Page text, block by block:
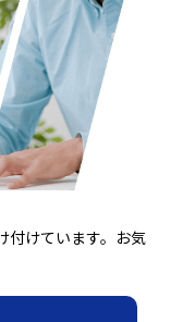
付けています。お気